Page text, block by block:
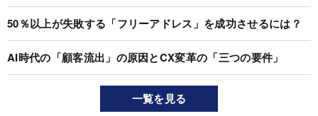
50％以上が失敗する「フリーアドレス」を成功させるには？
AI時代の「顧客流出」の原因とCX変革の「三つの要件」
一覧を見る